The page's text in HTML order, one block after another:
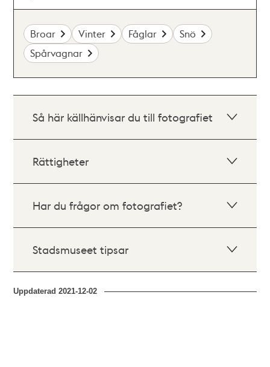
Broar Vinter Fåglar
Snö
Spårvagnar
Så här källhänvisar du till fotografiet
Rättigheter
Har du frågor om fotografiet?
Stadsmuseet tipsar
Uppdaterad2021-12-02